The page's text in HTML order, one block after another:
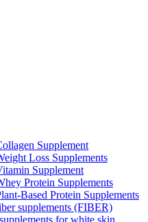
Supplement
Loss Supplements
Supplement
Protein Supplements
Based Protein Supplements
supplements (FIBER)
for white skin